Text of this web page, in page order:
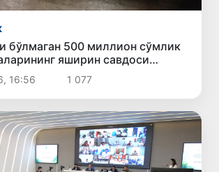
бўлмаган 500 миллион сўмлик
яширин савдоси
16:56 1 077